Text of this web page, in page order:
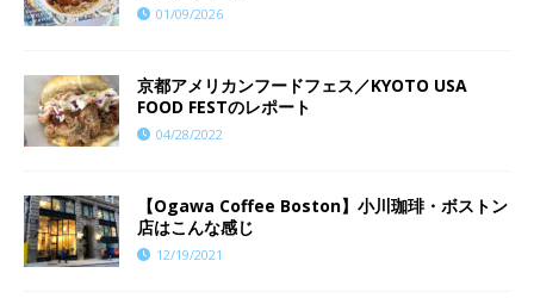
01/09/2026
京都アメリカンフードフェス／KYOTO USA
FOOD FESTのレポート
04/28/2022
【Ogawa Coffee Boston】小川珈琲・ボストン
店はこんな感じ
12/19/2021